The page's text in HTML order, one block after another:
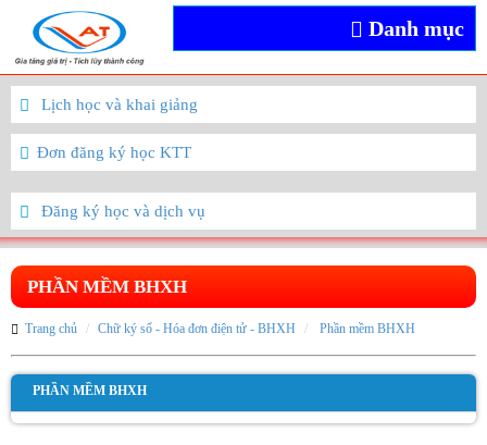
Danh mục
Lịch học và khai giảng
Đơn đăng ký học KTT
Đăng ký học và dịch vụ
PHẦN MỀM BHXH
Trang chủ Chữ ký số - Hóa đơn điện tử - BHXH Phần mềm BHXH
PHẦN MỀM BHXH